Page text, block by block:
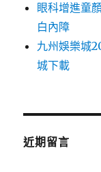
眼科增進童
白內障
九州娛樂城
城下載
近期留言